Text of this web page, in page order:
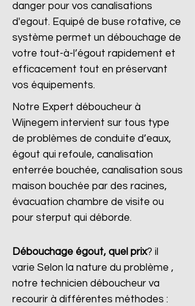
danger pour vos canalisations
d'egout. Equipé de buse rotative, ce
système permet un débouchage de
votre tout-à-l’égout rapidement et
efficacement tout en préservant
vos équipements.
Notre Expert déboucheur à
Wijnegem intervient sur tous type
de problèmes de conduite d’eaux,
égout qui refoule, canalisation
enterrée bouchée, canalisation sous
maison bouchée par des racines,
évacuation chambre de visite ou
pour sterput qui déborde.
Débouchage égout, quel prix? il
varie Selon la nature du problème ,
notre technicien déboucheur va
recourir à différentes méthodes :